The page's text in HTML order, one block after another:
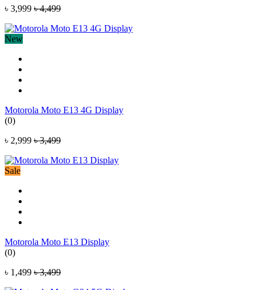
৳ 3,999 ৳ 4,499
New
Motorola Moto E13 4G Display
(0)
৳ 2,999 ৳ 3,499
Sale
Motorola Moto E13 Display
(0)
৳ 1,499 ৳ 3,499